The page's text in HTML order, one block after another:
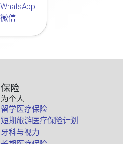
WhatsApp
微信
保险
为个人
留学医疗保险
短期旅游医疗保险计划
牙科与视力